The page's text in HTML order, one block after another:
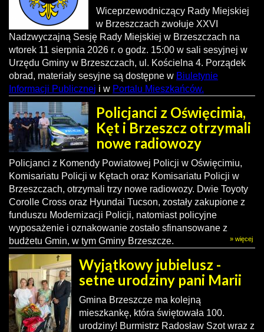
Wiceprzewodniczący Rady Miejskiej
w Brzeszczach zwołuje XXVI
Nadzwyczajną Sesję Rady Miejskiej w Brzeszczach na
wtorek 11 sierpnia 2026 r. o godz. 15:00 w sali sesyjnej w
Urzędu Gminy w Brzeszczach, ul. Kościelna 4. Porządek
obrad, materiały sesyjne są dostępne w Biuletynie
Informacji Publicznej i w Portalu Mieszkańców.
Policjanci z Oświęcimia,
Kęt i Brzeszcz otrzymali
nowe radiowozy
Policjanci z Komendy Powiatowej Policji w Oświęcimiu,
Komisariatu Policji w Kętach oraz Komisariatu Policji w
Brzeszczach, otrzymali trzy nowe radiowozy. Dwie Toyoty
Corolle Cross oraz Hyundai Tucson, zostały zakupione z
funduszu Modernizacji Policji, natomiast policyjne
wyposażenie i oznakowanie zostało sfinansowane z
budżetu Gmin, w tym Gminy Brzeszcze.
» więcej
Wyjątkowy jubielusz -
setne urodziny pani Marii
Gmina Brzeszcze ma kolejną
mieszkankę, która świętowała 100.
urodziny! Burmistrz Radosław Szot wraz z